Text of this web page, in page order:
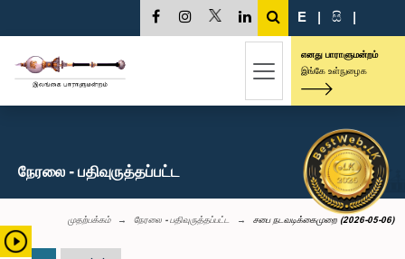
E | සි |
எனது பாராளுமன்றம்
இங்கே உள்நுழைக
நேரலை - பதிவுருத்தப்பட்ட
முதற்பக்கம் நேரலை - பதிவுருத்தப்பட்ட சபை நடவடிக்கைமுறை (2026-05-06)